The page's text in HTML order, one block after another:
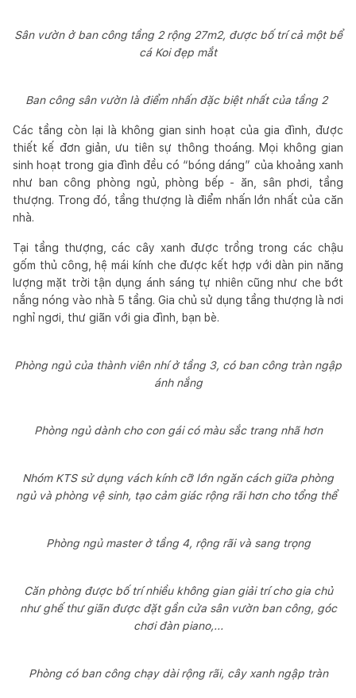
Sân vườn ở ban công tầng 2 rộng 27m2, được bố trí cả một bể
cá Koi đẹp mắt
Ban công sân vườn là điểm nhấn đặc biệt nhất của tầng 2
Các tầng còn lại là không gian sinh hoạt của gia đình, được
thiết kế đơn giản, ưu tiên sự thông thoáng. Mọi không gian
sinh hoạt trong gia đình đều có “bóng dáng” của khoảng xanh
như ban công phòng ngủ, phòng bếp - ăn, sân phơi, tầng
thượng. Trong đó, tầng thượng là điểm nhấn lớn nhất của căn
nhà.
Tại tầng thượng, các cây xanh được trồng trong các chậu
gốm thủ công, hệ mái kính che được kết hợp với dàn pin năng
lượng mặt trời tận dụng ánh sáng tự nhiên cũng như che bớt
nắng nóng vào nhà 5 tầng. Gia chủ sử dụng tầng thượng là nơi
nghỉ ngơi, thư giãn với gia đình, bạn bè.
Phòng ngủ của thành viên nhí ở tầng 3, có ban công tràn ngập
ánh nắng
Phòng ngủ dành cho con gái có màu sắc trang nhã hơn
Nhóm KTS sử dụng vách kính cỡ lớn ngăn cách giữa phòng
ngủ và phòng vệ sinh, tạo cảm giác rộng rãi hơn cho tổng thể
Phòng ngủ master ở tầng 4, rộng rãi và sang trọng
Căn phòng được bố trí nhiều không gian giải trí cho gia chủ
như ghế thư giãn được đặt gần cửa sân vườn ban công, góc
chơi đàn piano,...
Phòng có ban công chạy dài rộng rãi, cây xanh ngập tràn